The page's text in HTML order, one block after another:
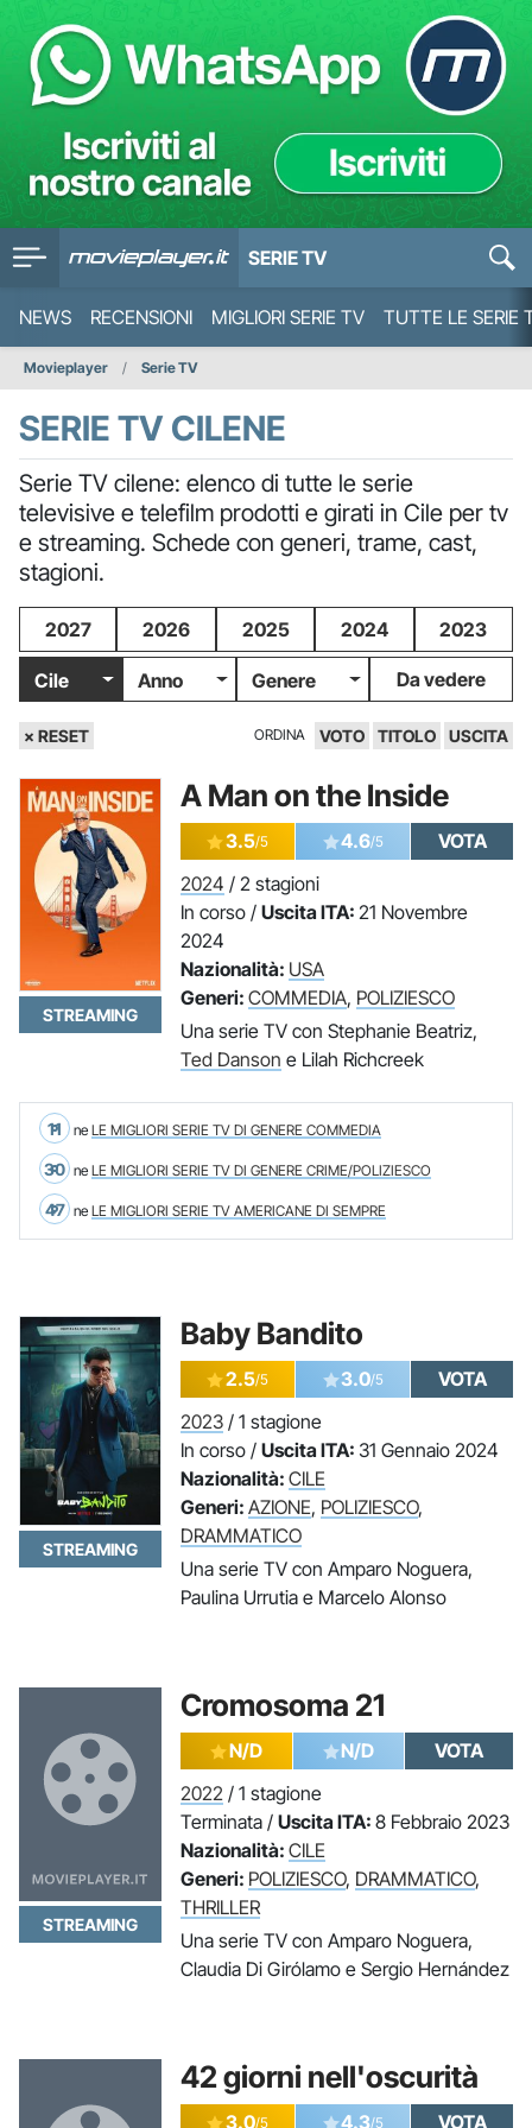
SERIE TV
NEWS RECENSIONI MIGLIORI SERIE TV TUTTE LE SERIE
Movieplayer Serie TV
SERIE TV CILENE
Serie TV cilene: elenco di tutte le serie
televisive e telefilm prodotti e girati in Cile per tv
e streaming. Schede con generi, trame, cast,
stagioni.
2027 2026 2025 2024 2023
Cile Anno Genere Da vedere
× RESET ORDINA VOTO TITOLO USCITA
A Man on the Inside
STREAMING
3.5/5 4.6/5
VOTA
2024 / 2 stagioni
In corso / Uscita ITA: 21 Novembre
2024
Nazionalità: USA
Generi: COMMEDIA, POLIZIESCO
Una serie TV con Stephanie Beatriz,
Ted Danson e Lilah Richcreek
11 ne LE MIGLIORI SERIE TV DI GENERE COMMEDIA
30 ne LE MIGLIORI SERIE TV DI GENERE CRIME/POLIZIESCO
47 ne LE MIGLIORI SERIE TV AMERICANE DI SEMPRE
Baby Bandito
STREAMING
2.5/5 3.0/5
VOTA
2023 / 1 stagione
In corso / Uscita ITA: 31 Gennaio 2024
Nazionalità: CILE
Generi: AZIONE, POLIZIESCO,
DRAMMATICO
Una serie TV con Amparo Noguera,
Paulina Urrutia e Marcelo Alonso
Cromosoma 21
STREAMING
N/D N/D
VOTA
2022 / 1 stagione
Terminata / Uscita ITA: 8 Febbraio 2023
Nazionalità: CILE
Generi: POLIZIESCO, DRAMMATICO,
THRILLER
Una serie TV con Amparo Noguera,
Claudia Di Girólamo e Sergio Hernández
42 giorni nell'oscurità
3.0/5 4.3/5 VOTA